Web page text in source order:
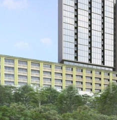
ĐÁ DECRA AHI